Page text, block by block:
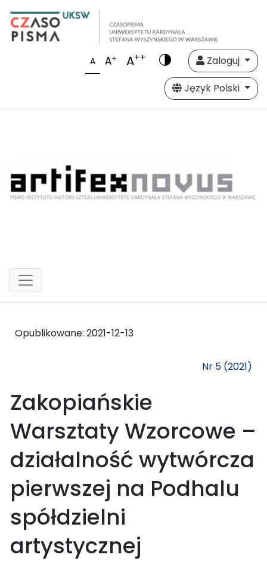
A A+ A++
Zaloguj
Język Polski
Opublikowane: 2021-12-13
Nr 5 (2021)
Zakopiańskie
Warsztaty Wzorcowe –
działalność wytwórcza
pierwszej na Podhalu
spółdzielni
artystycznej